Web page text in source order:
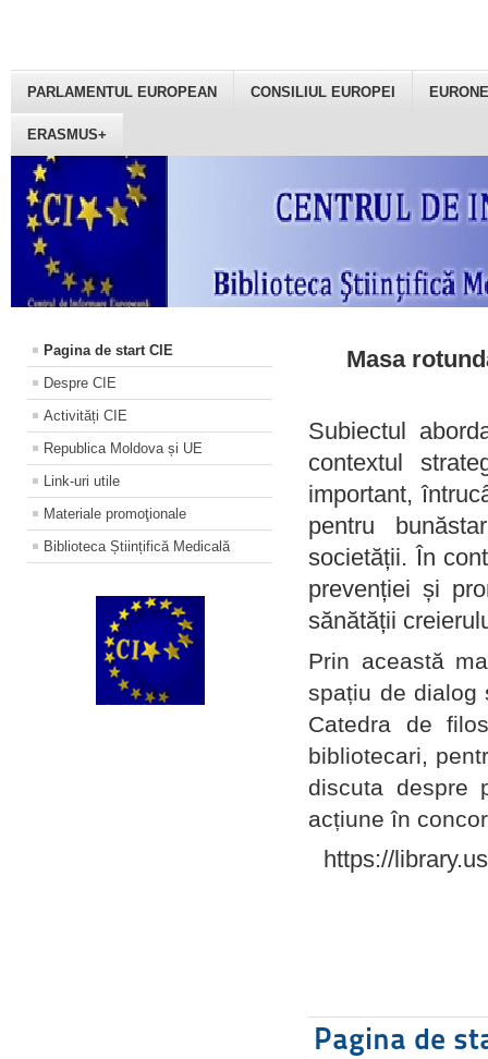
PARLAMENTUL EUROPEAN CONSILIUL EUROPEI
ERASMUS+
Pagina de start CIE
Despre CIE
Activități CIE
Republica Moldova și UE
Link-uri utile
Materiale promoţionale
Biblioteca Științifică Medicală
Masa
Subiectul
contextul
important,
pentru
societății. În
prevenției și
sănătății
Prin această
spațiu de dialog
Catedra de
bibliotecari,
discuta despre
acțiune în
https://
Pagina de